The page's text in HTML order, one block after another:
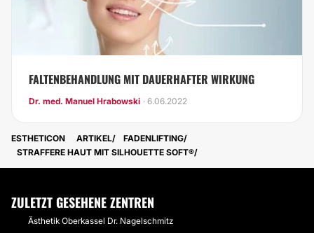
FALTENBEHANDLUNG MIT DAUERHAFTER WIRKUNG
Dr. med. Manuel Hrabowski · 6.06.2022
ESTHETICON ARTIKEL
FADENLIFTING
STRAFFERE HAUT MIT SILHOUETTE SOFT®
ZULETZT GESEHENE ZENTREN
Ästhetik Oberkassel Dr. Nagelschmitz